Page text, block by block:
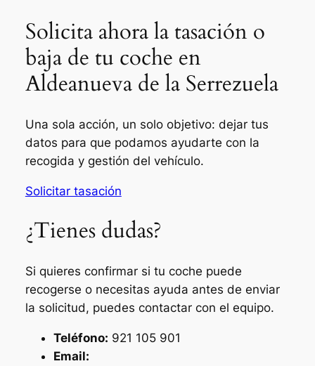
Solicita ahora la tasación o
baja de tu coche en
Aldeanueva de la Serrezuela
Una sola acción, un solo objetivo: dejar tus
datos para que podamos ayudarte con la
recogida y gestión del vehículo.
Solicitar tasación
¿Tienes dudas?
Si quieres confirmar si tu coche puede
recogerse o necesitas ayuda antes de enviar
la solicitud, puedes contactar con el equipo.
Teléfono: 921 105 901
Email: